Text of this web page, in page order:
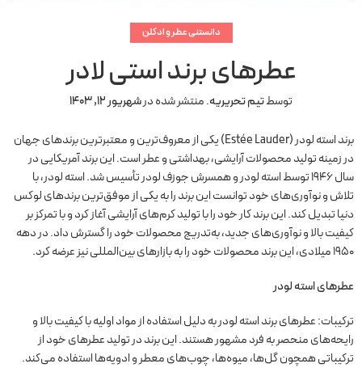
دانستنی عطر و ادکلن
عطرهای برند استی لادر
توسطتیم تحریریه.منتشر شده درشهریور 12, 1403
برند استه لودر (Estée Lauder) یکی از معروف‌ترین و معتبرترین برندهای جهان
در زمینه تولید محصولات آرایشی، بهداشتی و عطر است. این برند آمریکایی در
سال ۱۹۴۶ توسط استه لودر و همسرش جوزف لودر تأسیس شد. استه لودر، با
تلاش و نوآوری‌های خود توانست این برند را به یکی از موفق‌ترین برندهای لوکس
دنیا تبدیل کند. این برند کار خود را با تولید کرم‌های آرایشی آغاز کرد و با تمرکز بر
کیفیت بالا و نوآوری‌های جدید، به‌تدریج محصولات خود را گسترش داد. در دهه
۱۹۵۰ میلادی، این برند محصولات خود را به بازارهای بین‌المللی نیز عرضه کرد.
عطرهای استه لودر
ترکیبات: عطرهای برند استه لودر به دلیل استفاده از مواد اولیه با کیفیت بالا و
رایحه‌های منحصر به فرد مشهور هستند. این برند در تولید عطرهای خود از
ترکیباتی همچون گل‌ها، میوه‌ها، چوب‌های معطر و ادویه‌ها استفاده می‌کند.